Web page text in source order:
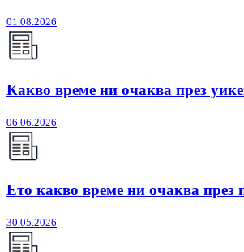
01.08.2026
Какво време ни очаква през
06.06.2026
Ето какво време ни очаква през
30.05.2026